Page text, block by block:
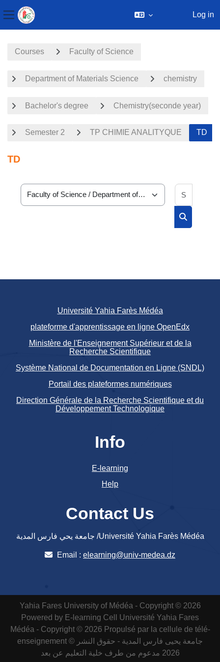
Side panel
Log in
Courses Faculty of Science
Department of Materials Science chemistry
Bachelor's degree Chemistry(seconde year)
Semester 2 TP CHIMIE ANALITYQUE TD
TD
Course categories
Université Yahia Farès Médéa
plateforme d'apprentissage en ligne OpenEdx
Ministère de l'Enseignement Supérieur et de la
Recherche Scientifique
Système National de Documentation en Ligne (SNDL)
Portail des plateformes numériques
Direction Générale de la Recherche Scientifique et du
Développement Technologique
Info
E-learning
Help
Contact Us
جامعة يحي فارس المدية /Université Yahia Farès Médéa
Email : elearning@univ-medea.dz
Yahia Fares University of Médéa - Copyright © 2026
Powered by E-learning Cell
Université Yahia Fares
Médéa - Copyright © 2026 Propulsé par la cellule de télé-
enseignement جامعة يحيى فارس المدية - حقوق النشر ©
2026 مدعوم من طرف خلية التعليم عن بعد